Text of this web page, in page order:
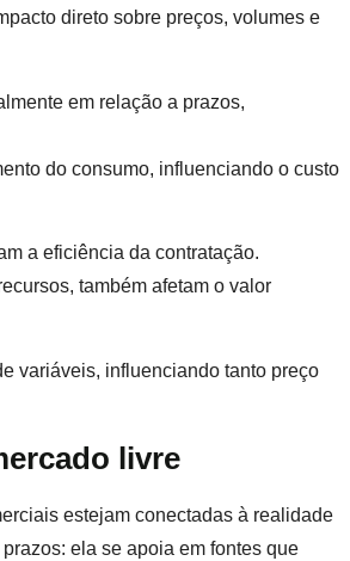
direto sobre preços, volumes e
em relação a prazos,
do consumo, influenciando o custo
a eficiência da contratação.
também afetam o valor
variáveis, influenciando tanto preço
livre
estejam conectadas à realidade
ela se apoia em fontes que